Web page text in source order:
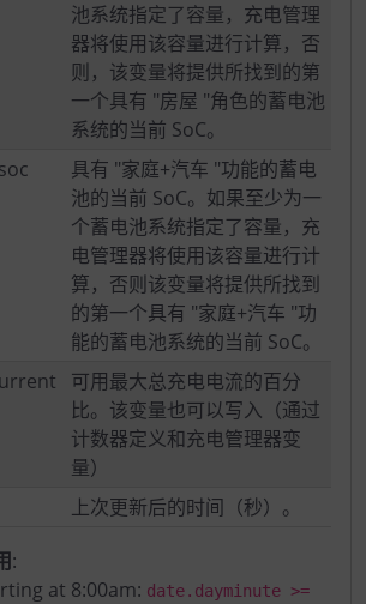
池系统指定了容量，充电管理
器将使用该容量进行计算，否
则，该变量将提供所找到的第
一个具有 "房屋 "角色的蓄电池
系统的当前 SoC。
具有 "家庭+汽车 "功能的蓄电
池的当前 SoC。如果至少为一
个蓄电池系统指定了容量，充
电管理器将使用该容量进行计
算，否则该变量将提供所找到
的第一个具有 "家庭+汽车 "功
能的蓄电池系统的当前 SoC。
可用最大总充电电流的百分
比。该变量也可以写入（通过
计数器定义和充电管理器变
量）
上次更新后的时间（秒）。
:
at 8:00am: date.dayminute >=